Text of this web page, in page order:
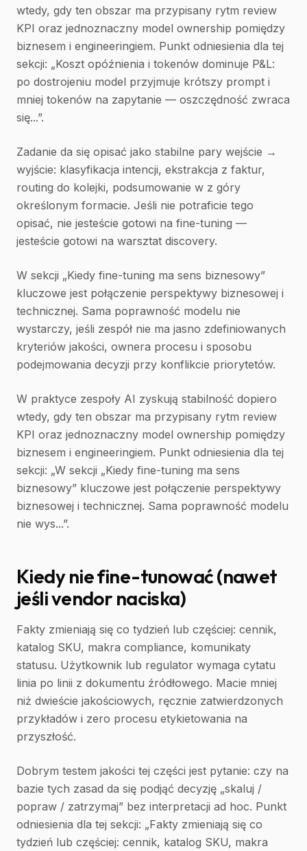
wtedy, gdy ten obszar ma przypisany rytm review
KPI oraz jednoznaczny model ownership pomiędzy
biznesem i engineeringiem. Punkt odniesienia dla tej
sekcji: „Koszt opóźnienia i tokenów dominuje P&L:
po dostrojeniu model przyjmuje krótszy prompt i
mniej tokenów na zapytanie — oszczędność zwraca
się...”.
Zadanie da się opisać jako stabilne pary wejście →
wyjście: klasyfikacja intencji, ekstrakcja z faktur,
routing do kolejki, podsumowanie w z góry
określonym formacie. Jeśli nie potraficie tego
opisać, nie jesteście gotowi na fine-tuning —
jesteście gotowi na warsztat discovery.
W sekcji „Kiedy fine-tuning ma sens biznesowy”
kluczowe jest połączenie perspektywy biznesowej i
technicznej. Sama poprawność modelu nie
wystarczy, jeśli zespół nie ma jasno zdefiniowanych
kryteriów jakości, ownera procesu i sposobu
podejmowania decyzji przy konflikcie priorytetów.
W praktyce zespoły AI zyskują stabilność dopiero
wtedy, gdy ten obszar ma przypisany rytm review
KPI oraz jednoznaczny model ownership pomiędzy
biznesem i engineeringiem. Punkt odniesienia dla tej
sekcji: „W sekcji „Kiedy fine-tuning ma sens
biznesowy” kluczowe jest połączenie perspektywy
biznesowej i technicznej. Sama poprawność modelu
nie wys...”.
Kiedy nie fine-tunować (nawet
jeśli vendor naciska)
Fakty zmieniają się co tydzień lub częściej: cennik,
katalog SKU, makra compliance, komunikaty
statusu. Użytkownik lub regulator wymaga cytatu
linia po linii z dokumentu źródłowego. Macie mniej
niż dwieście jakościowych, ręcznie zatwierdzonych
przykładów i zero procesu etykietowania na
przyszłość.
Dobrym testem jakości tej części jest pytanie: czy na
bazie tych zasad da się podjąć decyzję „skaluj /
popraw / zatrzymaj” bez interpretacji ad hoc. Punkt
odniesienia dla tej sekcji: „Fakty zmieniają się co
tydzień lub częściej: cennik, katalog SKU, makra